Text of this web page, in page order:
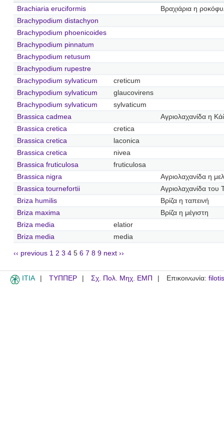
Brachiaria eruciformis
Βραχιάρια η
Brachypodium distachyon
Brachypodium phoenicoides
Brachypodium pinnatum
Brachypodium retusum
Brachypodium rupestre
Brachypodium sylvaticum
creticum
Brachypodium sylvaticum
glaucovirens
Brachypodium sylvaticum
sylvaticum
Brassica cadmea
Αγριολαχανίδα η
Brassica cretica
cretica
Brassica cretica
laconica
Brassica cretica
nivea
Brassica fruticulosa
fruticulosa
Brassica nigra
Αγριολαχανίδα η
Brassica tournefortii
Αγριολαχανίδα του
Briza humilis
Βρίζα η ταπεινή
Briza maxima
Βρίζα η μέγιστη
Briza media
elatior
Briza media
media
‹‹ previous 1 2 3 4 5 6 7 8 9 next ››
ITIA ΤΥΠΠΕΡ Σχ. Πολ. Μηχ. ΕΜΠ Επικοινωνία: